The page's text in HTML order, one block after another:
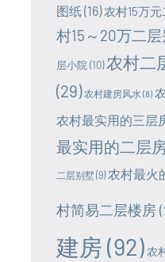
图纸(16) 农村15万
村15～20万二
层小院 (10)农村二
(29) 农村建房风水 (8)
农村最实用的三层
最实用的二层
二层别墅(9) 农村最火
村简易二层楼房
建房 (92) 农